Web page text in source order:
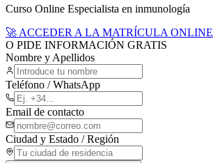
Curso Online Especialista en inmunología
🚀 ACCEDER A LA MATRÍCULA ONLINE
O PIDE INFORMACIÓN GRATIS
Nombre y Apellidos
Teléfono / WhatsApp
Email de contacto
Ciudad y Estado / Región